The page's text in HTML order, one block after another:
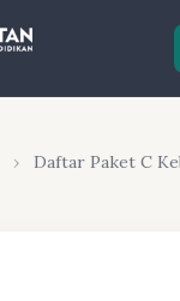
›
Daftar Paket C